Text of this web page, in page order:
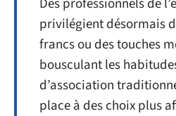
Des professionnels de
privilégient désormais
francs ou des touches
bousculant les
d’association
place à des choix plus